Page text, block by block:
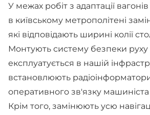
У межах робіт з адаптації
в київському метрополітені
які відповідають ширині колії
Монтують систему безпеки руху
експлуатується в нашій
встановлюють
оперативного зв'язку
Крім того, замінюють усю